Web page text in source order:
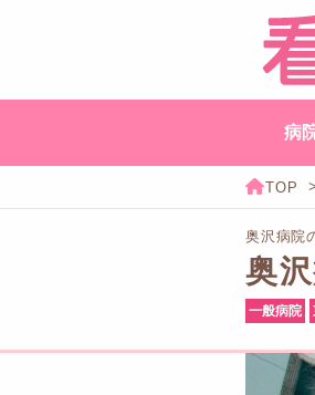
病
奥沢病院
奥
一般病院